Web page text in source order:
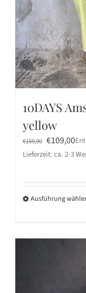
10DAYS
yellow
€159,90
Preis
€159,90
€109,00
Lieferzeit: ca. 2-3
Ausführung
weist